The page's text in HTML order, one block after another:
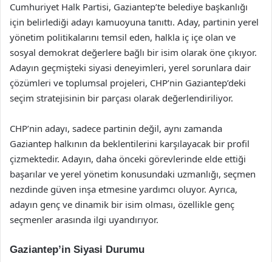
Cumhuriyet Halk Partisi, Gaziantep’te belediye başkanlığı
için belirlediği adayı kamuoyuna tanıttı. Aday, partinin yerel
yönetim politikalarını temsil eden, halkla iç içe olan ve
sosyal demokrat değerlere bağlı bir isim olarak öne çıkıyor.
Adayın geçmişteki siyasi deneyimleri, yerel sorunlara dair
çözümleri ve toplumsal projeleri, CHP’nin Gaziantep’deki
seçim stratejisinin bir parçası olarak değerlendiriliyor.
CHP’nin adayı, sadece partinin değil, aynı zamanda
Gaziantep halkının da beklentilerini karşılayacak bir profil
çizmektedir. Adayın, daha önceki görevlerinde elde ettiği
başarılar ve yerel yönetim konusundaki uzmanlığı, seçmen
nezdinde güven inşa etmesine yardımcı oluyor. Ayrıca,
adayın genç ve dinamik bir isim olması, özellikle genç
seçmenler arasında ilgi uyandırıyor.
Gaziantep’in Siyasi Durumu